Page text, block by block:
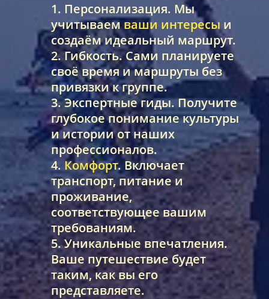
1. Персонализация. Мы
учитываемваши интересы и
создаём идеальный маршрут.
2. Гибкость. Сами планируете
своё время и маршруты без
привязки к группе.
3. Экспертные гиды. Получите
глубокое понимание культуры
и истории от наших
профессионалов.
4. Комфорт. Включает
транспорт, питание и
проживание,
соответствующее вашим
требованиям.
5. Уникальные впечатления.
Ваше путешествие будет
таким, как вы его
представляете.